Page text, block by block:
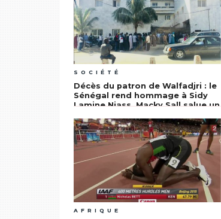
SOCIÉTÉ
Décès du patron de Walfadjri : le
Sénégal rend hommage à Sidy
Lamine Niass, Macky Sall salue un
démocratiques
AFRIQUE